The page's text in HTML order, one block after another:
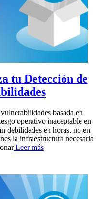
tu Detección de
basada en
operativo inaceptable en
debilidades en horas, no en
la infraestructura necesaria
Leer más